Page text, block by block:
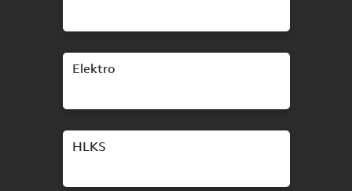
Elektro
HLKS